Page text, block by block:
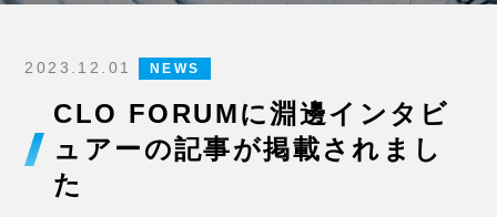
2023.12.01 NEWS
CLO FORUMに淵邊インタビ
ュアーの記事が掲載されまし
た